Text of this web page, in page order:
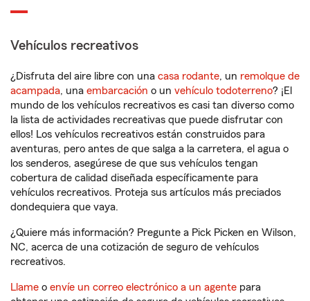
Vehículos recreativos
¿Disfruta del aire libre con una casa rodante, un remolque de
acampada, una embarcación o un vehículo todoterreno? ¡El
mundo de los vehículos recreativos es casi tan diverso como
la lista de actividades recreativas que puede disfrutar con
ellos! Los vehículos recreativos están construidos para
aventuras, pero antes de que salga a la carretera, el agua o
los senderos, asegúrese de que sus vehículos tengan
cobertura de calidad diseñada específicamente para
vehículos recreativos. Proteja sus artículos más preciados
dondequiera que vaya.
¿Quiere más información? Pregunte a Pick Picken en Wilson,
NC, acerca de una cotización de seguro de vehículos
recreativos.
Llame o envíe un correo electrónico a un agente para